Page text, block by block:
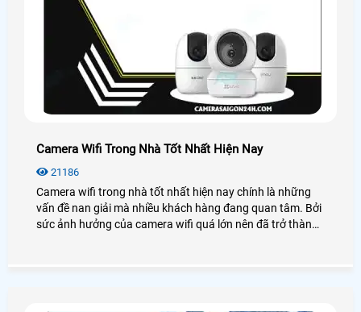
Camera Wifi Trong Nhà Tốt Nhất Hiện Nay
21186
Camera wifi trong nhà tốt nhất hiện nay chính là những
vấn đề nan giải mà nhiều khách hàng đang quan tâm. Bởi
sức ảnh hưởng của camera wifi quá lớn nên đã trở thành